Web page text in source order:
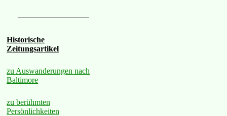
Historische
Zeitungsartikel
zu Auswanderungen nach
Baltimore
zu berühmten
Persönlichkeiten